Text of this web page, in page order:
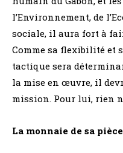
l’Environnement, de
sociale, il aura fort à
Comme sa flexibilité et
tactique sera
la mise en œuvre, il
mission. Pour lui, rien
La monnaie de sa pièce